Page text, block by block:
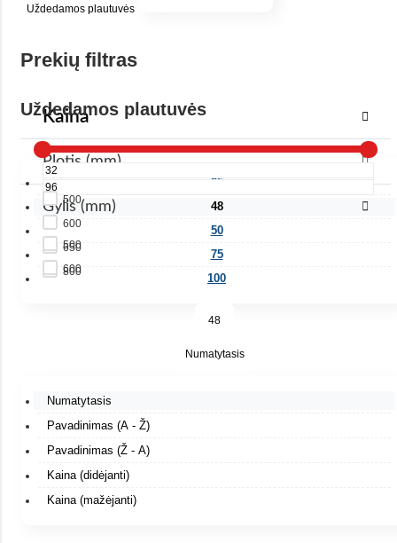
Uždedamos plautuvės
Prekių filtras
Kaina
Plotis (mm)
500
600
650
800
Gylis (mm)
500
600
Uždedamos plautuvės
25
48
50
75
100
48
Numatytasis
Numatytasis
Pavadinimas (A - Ž)
Pavadinimas (Ž - A)
Kaina (didėjanti)
Kaina (mažėjanti)